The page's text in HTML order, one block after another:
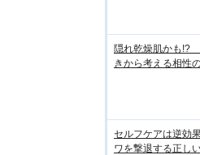
隠れ乾燥肌かも!?
きから考える相性
セルフケアは逆効
ワを撃退する正し